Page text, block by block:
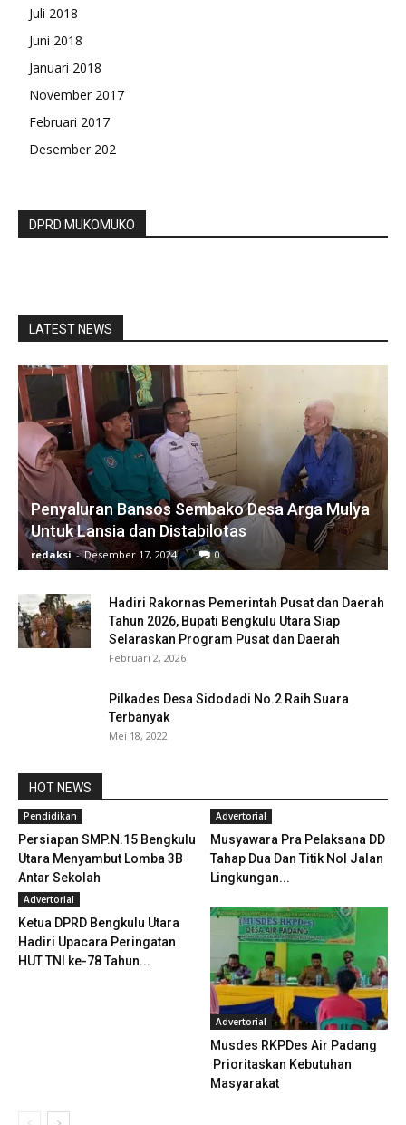
Juli 2018
Juni 2018
Januari 2018
November 2017
Februari 2017
Desember 202
DPRD MUKOMUKO
LATEST NEWS
Penyaluran Bansos Sembako Desa Arga Mulya
Untuk Lansia dan Distabilotas
redaksi - Desember 17, 2024 0
Hadiri Rakornas Pemerintah Pusat dan Daerah
Tahun 2026, Bupati Bengkulu Utara Siap
Selaraskan Program Pusat dan Daerah
Februari 2, 2026
Pilkades Desa Sidodadi No.2 Raih Suara
Terbanyak
Mei 18, 2022
HOT NEWS
Pendidikan
Persiapan SMP.N.15 Bengkulu
Utara Menyambut Lomba 3B
Antar Sekolah
Advertorial
Musyawara Pra Pelaksana DD
Tahap Dua Dan Titik Nol Jalan
Lingkungan...
Advertorial
Ketua DPRD Bengkulu Utara
Hadiri Upacara Peringatan
HUT TNI ke-78 Tahun...
Advertorial
Musdes RKPDes Air Padang
Prioritaskan Kebutuhan
Masyarakat